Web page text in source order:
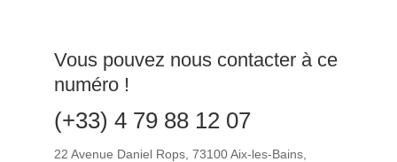
Vous pouvez nous contacter à ce
numéro !
(+33) 4 79 88 12 07
22 Avenue Daniel Rops, 73100 Aix-les-Bains,